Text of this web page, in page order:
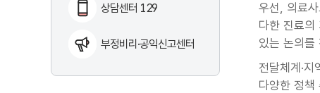
상담센터 129
부정비리·공익신고센터
우선, 의료
다한 진료의
있는 논의를
전달체계·
다양한 정책